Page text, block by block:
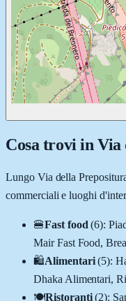
Cosa trovi in Via
Lungo Via della
commerciali e luoghi
🍔Fast food (6):
Mair Fast Food,
🛍️Alimentari (5):
Dhaka Alimentari,
🍽️Ristoranti (2):